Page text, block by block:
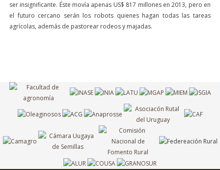
ser insignificante. Éste movía apenas US$ 817 millones en 2013, pero en
el futuro cercano serán los robots quienes hagan todas las tareas
agrícolas, además de pastorear rodeos y majadas.